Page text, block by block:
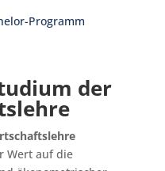
Programm
der
Wert auf die